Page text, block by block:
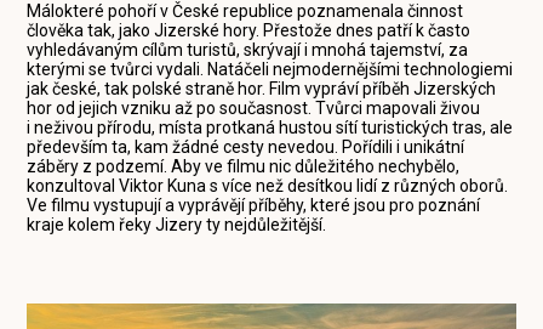
Málokteré pohoří v České republice poznamenala činnost
člověka tak, jako Jizerské hory. Přestože dnes patří k často
vyhledávaným cílům turistů, skrývají i mnohá tajemství, za
kterými se tvůrci vydali. Natáčeli nejmodernějšími technologiemi
jak české, tak polské straně hor. Film vypráví příběh Jizerských
hor od jejich vzniku až po současnost. Tvůrci mapovali živou
i neživou přírodu, místa protkaná hustou sítí turistických tras, ale
především ta, kam žádné cesty nevedou. Pořídili i unikátní
záběry z podzemí. Aby ve filmu nic důležitého nechybělo,
konzultoval Viktor Kuna s více než desítkou lidí z různých oborů.
Ve filmu vystupují a vyprávějí příběhy, které jsou pro poznání
kraje kolem řeky Jizery ty nejdůležitější.